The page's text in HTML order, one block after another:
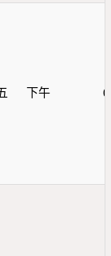
下午 0